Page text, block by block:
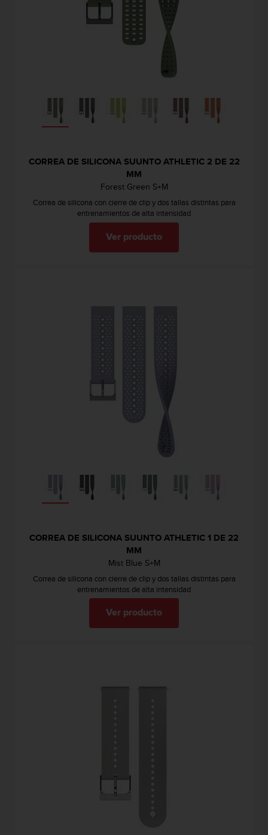
CORREA DE SILICONA SUUNTO ATHLETIC 2 DE 22
MM
Forest Green S+M
Correa de silicona con cierre de clip y dos tallas distintas para
entrenamientos de alta intensidad
Ver producto
CORREA DE SILICONA SUUNTO ATHLETIC 1 DE 22
MM
Mist Blue S+M
Correa de silicona con cierre de clip y dos tallas distintas para
entrenamientos de alta intensidad
Ver producto